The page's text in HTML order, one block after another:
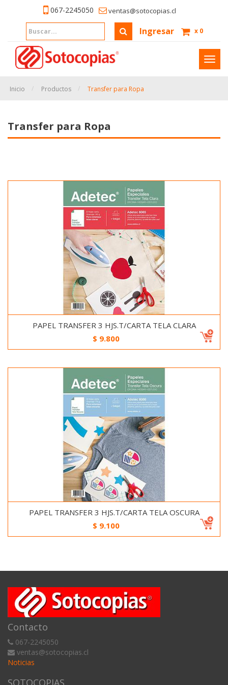
067-2245050 ventas@sotocopias.cl
Ingresar x 0
Inicio Productos Transfer para Ropa
Transfer para Ropa
PAPEL TRANSFER 3 HJS.T/CARTA TELA CLARA
$ 9.800
PAPEL TRANSFER 3 HJS.T/CARTA TELA OSCURA
$ 9.100
Contacto
067-2245050
ventas@sotocopias.cl
Noticias
SOTOCOPIAS